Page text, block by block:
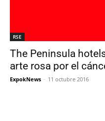
RSE
The Peninsula
arte rosa por el
ExpokNews - 11 octubre 2016